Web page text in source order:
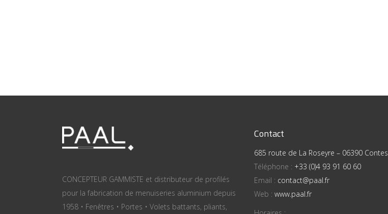
CONCEPTEUR GAMMISTE et distributeur de profilés
pour la fabrication de menuiseries aluminium depuis
1958 • Fenêtres • Portes • Volets battants, pliants,
Contact
685 route de La Roseyre – 06390 Contes
Téléphone : +33 (0)4 93 91 60 60
Email : contact@paal.fr
Web : www.paal.fr